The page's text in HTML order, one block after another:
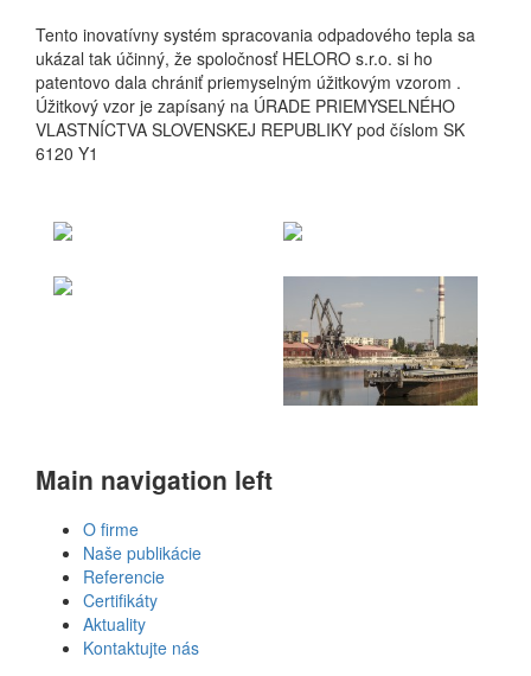
Tento inovatívny systém spracovania odpadového tepla sa
ukázal tak účinný, že spoločnosť HELORO s.r.o. si ho
patentovo dala chrániť priemyselným úžitkovým vzorom .
Úžitkový vzor je zapísaný na ÚRADE PRIEMYSELNÉHO
VLASTNÍCTVA SLOVENSKEJ REPUBLIKY pod číslom SK
6120 Y1
Main navigation left
O firme
Naše publikácie
Referencie
Certifikáty
Aktuality
Kontaktujte nás